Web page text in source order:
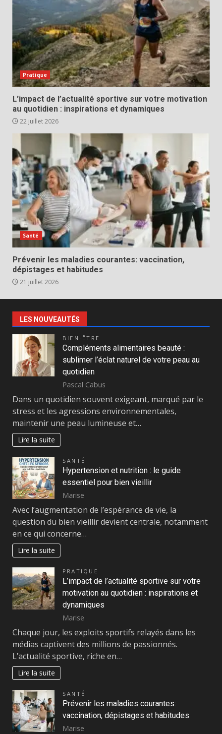
Pratique
L’impact de l’actualité sportive sur votre motivation
au quotidien : inspirations et dynamiques
22 juillet 2026
Santé
Prévenir les maladies courantes: vaccination,
dépistages et habitudes
21 juillet 2026
LES NOUVEAUTÉS
BIEN-ÊTRE
Compléments alimentaires beauté :
sublimer l’éclat naturel de votre peau au
quotidien
Pascal Cabus
Dans un quotidien souvent exigeant, marqué par le
stress et les agressions environnementales,
maintenir une peau lumineuse et…
Lire la suite
SANTÉ
Hypertension et nutrition : le guide
essentiel pour bien vieillir
Marise
Avec l’augmentation de l’espérance de vie, la
question du bien vieillir devient centrale, notamment
en ce qui concerne…
Lire la suite
PRATIQUE
L’impact de l’actualité sportive sur votre
motivation au quotidien : inspirations et
dynamiques
Marise
Chaque jour, les exploits sportifs relayés dans les
médias captivent des millions de passionnés.
L’actualité sportive, riche en…
Lire la suite
SANTÉ
Prévenir les maladies courantes:
vaccination, dépistages et habitudes
Marise